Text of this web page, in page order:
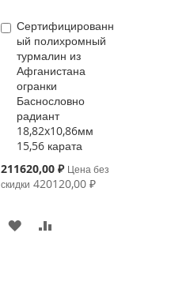
Сертифицированн
ый полихромный
турмалин из
Афганистана
огранки
Баснословно
радиант
18,82x10,86мм
15,56 карата
Special
211620,00 ₽ Цена без
скидки 420120,00 ₽
Купить
В